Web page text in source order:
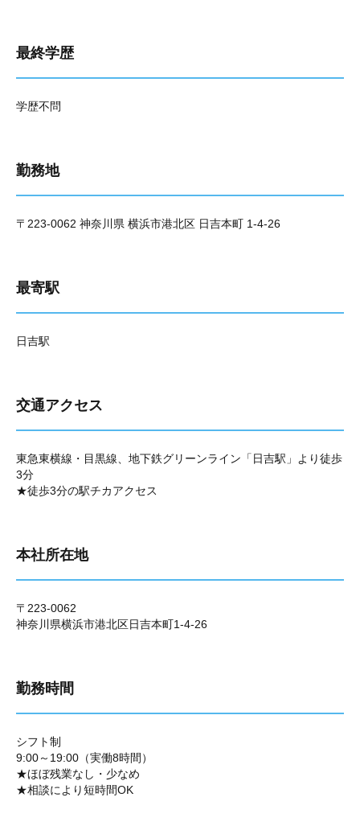
最終学歴
学歴不問
勤務地
〒223-0062 神奈川県 横浜市港北区 日吉本町 1-4-26
最寄駅
日吉駅
交通アクセス
東急東横線・目黒線、地下鉄グリーンライン「日吉駅」より徒歩
3分
★徒歩3分の駅チカアクセス
本社所在地
〒223-0062
神奈川県横浜市港北区日吉本町1-4-26
勤務時間
シフト制
9:00～19:00（実働8時間）
★ほぼ残業なし・少なめ
★相談により短時間OK